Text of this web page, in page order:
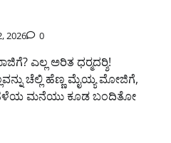
2026 0
ಎಲ್ಲ ಅರಿತ ಧರ್‍ಮದರ್‍ಶಿ!
ಚೆಲ್ಲಿ ಹೆಣ್ಣ ಮೈಯ್ಯ ಮೋಜಿಗೆ,
ಹಳೆಯ ಮನೆಯು ಕೂಡ ಬಂದಿತೋ